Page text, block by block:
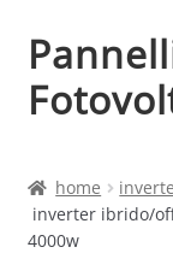
Vai
alla
navigazione
Vai
al
contenuto
Cart
home
inverter ibrido/
4000w